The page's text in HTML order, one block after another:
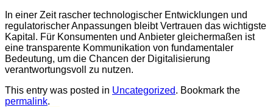
In einer Zeit rascher technologischer Entwicklungen und
regulatorischer Anpassungen bleibt Vertrauen das wichtigste
Kapital. Für Konsumenten und Anbieter gleichermaßen ist
eine transparente Kommunikation von fundamentaler
Bedeutung, um die Chancen der Digitalisierung
verantwortungsvoll zu nutzen.
This entry was posted in Uncategorized. Bookmark the
permalink.